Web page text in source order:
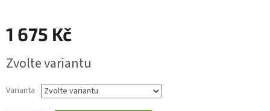
1 675 Kč
cena:
Zvolte variantu
Varianta